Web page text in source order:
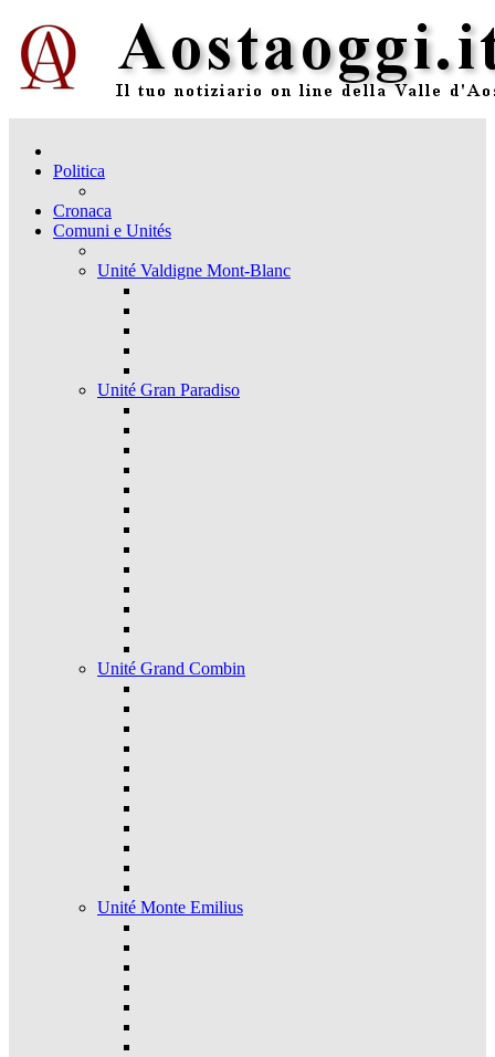
Politica
Cronaca
Comuni e Unités
Unité Valdigne Mont-Blanc
Unité Gran Paradiso
Unité Grand Combin
Unité Monte Emilius